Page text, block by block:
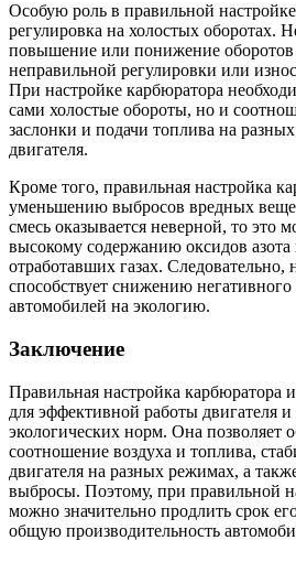
Особую роль в правильной
регулировка на холостых оборотах.
повышение или понижение оборотов
неправильной регулировки или
При настройке карбюратора
сами холостые обороты, но и
заслонки и подачи топлива на
двигателя.
Кроме того, правильная настройка
уменьшению выбросов вредных
смесь оказывается неверной, то это
высокому содержанию оксидов азота
отработавших газах. Следовательно,
способствует снижению негативного
автомобилей на экологию.
Заключение
Правильная настройка карбюратора
для эффективной работы двигателя
экологических норм. Она позволяет
соотношение воздуха и топлива,
двигателя на разных режимах, а
выбросы. Поэтому, при правильной
можно значительно продлить срок
общую производительность